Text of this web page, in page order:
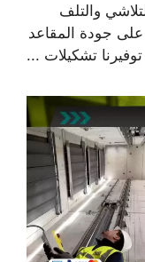
والتلف
جودة المقاعد
توفيرنا تشكيلات ...